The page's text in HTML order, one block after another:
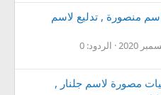
منصورة , تدليع لاسم
الردود: 0
مصورة لاسم جلنار ,